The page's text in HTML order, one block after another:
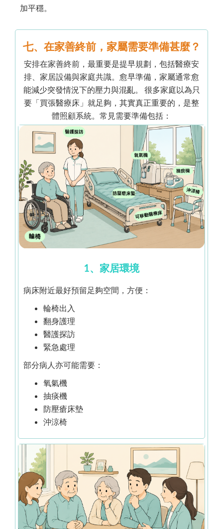
加平穩。
七、在家善終前，家屬需要準備甚麼？
安排在家善終前，最重要是提早規劃，包括醫療安
排、家居設備與家庭共識。愈早準備，家屬通常愈
能減少突發情況下的壓力與混亂。 很多家庭以為只
要「買張醫療床」就足夠，其實真正重要的，是整
體照顧系統。常見需要準備包括：
1、家居環境
病床附近最好預留足夠空間，方便：
輪椅出入
翻身護理
醫護探訪
緊急處理
部分病人亦可能需要：
氧氣機
抽痰機
防壓瘡床墊
沖涼椅